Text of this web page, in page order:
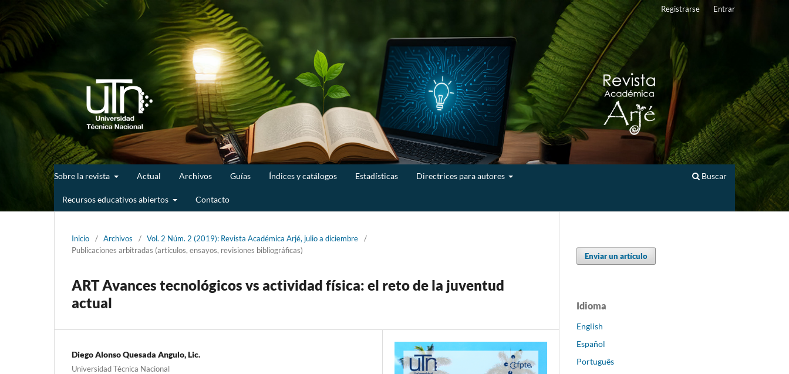
Sobre la revista Actual Archivos Guías Índices y catálogos Estadísticas Directrices para autores
Recursos educativos abiertos Contacto
Buscar
Registrarse Entrar
Inicio / Archivos / Vol. 2 Núm. 2 (2019): Revista Académica Arjé, julio a diciembre
/
Publicaciones arbitradas (artículos, ensayos, revisiones bibliográficas)
ART Avances tecnológicos vs actividad física: el reto de la juventud
actual
Diego Alonso Quesada Angulo, Lic.
Universidad Técnica Nacional
Enviar un artículo
Idioma
English
Español
Português